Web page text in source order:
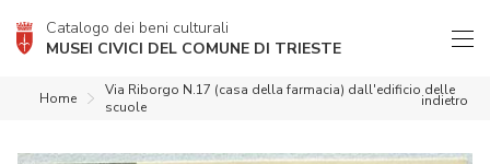
Catalogo dei beni culturali
MUSEI CIVICI DEL COMUNE DI TRIESTE
indietro
Home
Via Riborgo N.17 (casa della farmacia) dall'edificio delle
scuole